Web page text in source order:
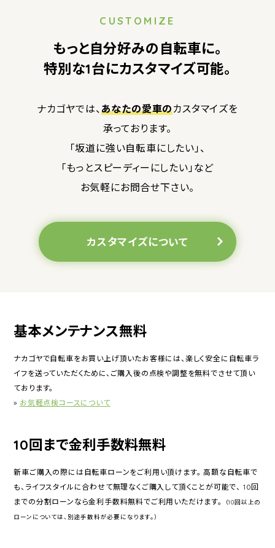
CUSTOMIZE
もっと自分好みの自転車に。
特別な1台にカスタマイズ可能。
ナカゴヤでは、 あなたの愛車のカスタマイズを
承っております。
「坂道に強い自転車にしたい」、
「もっとスピーディーにしたい」など
お気軽にお問合せ下さい。
カスタマイズについて
基本メンテナンス無料
ナカゴヤで自転車をお買い上げ頂いたお客様には、楽しく安全に自転車ラ
イフを送っていただくために、ご購入後の点検や調整を無料でさせて頂い
ております。
» お気軽点検コースについて
10回まで金利手数料無料
新車ご購入の際には自転車ローンをご利用い頂けます。 高額な自転車で
も、ライフスタイルに合わせて無理なくご購入して頂くことが可能で、 10回
までの分割ローンなら金利手数料無料でご利用いただけます。
（10回以上の
ローンについては、別途手数料が必要になります。）